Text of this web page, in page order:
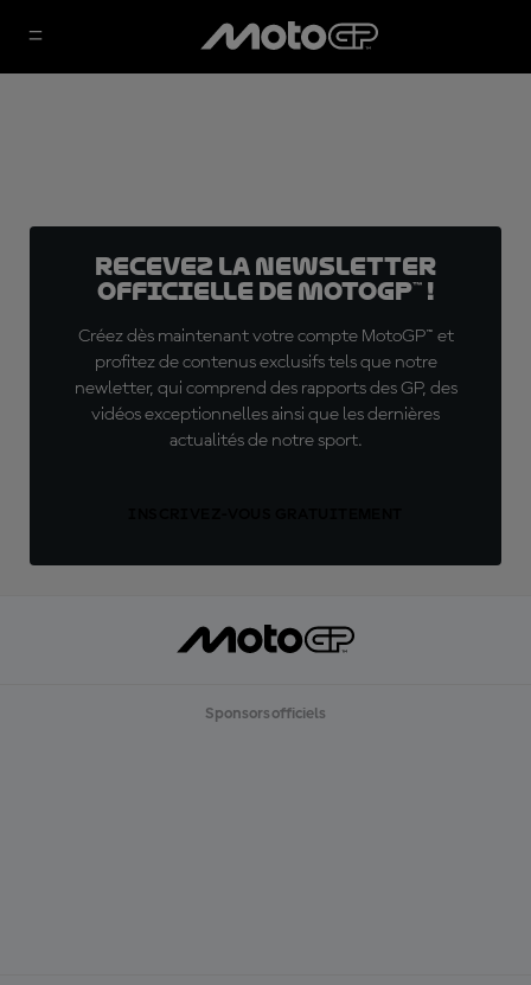
Recevez la Newsletter
officielle de MotoGP™ !
Créez dès maintenant votre compte MotoGP™ et
profitez de contenus exclusifs tels que notre
newletter, qui comprend des rapports des GP, des
vidéos exceptionnelles ainsi que les dernières
actualités de notre sport.
Sponsors officiels